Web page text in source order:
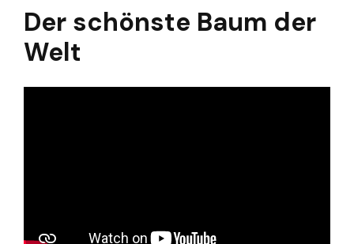
Der schönste Baum der
Welt